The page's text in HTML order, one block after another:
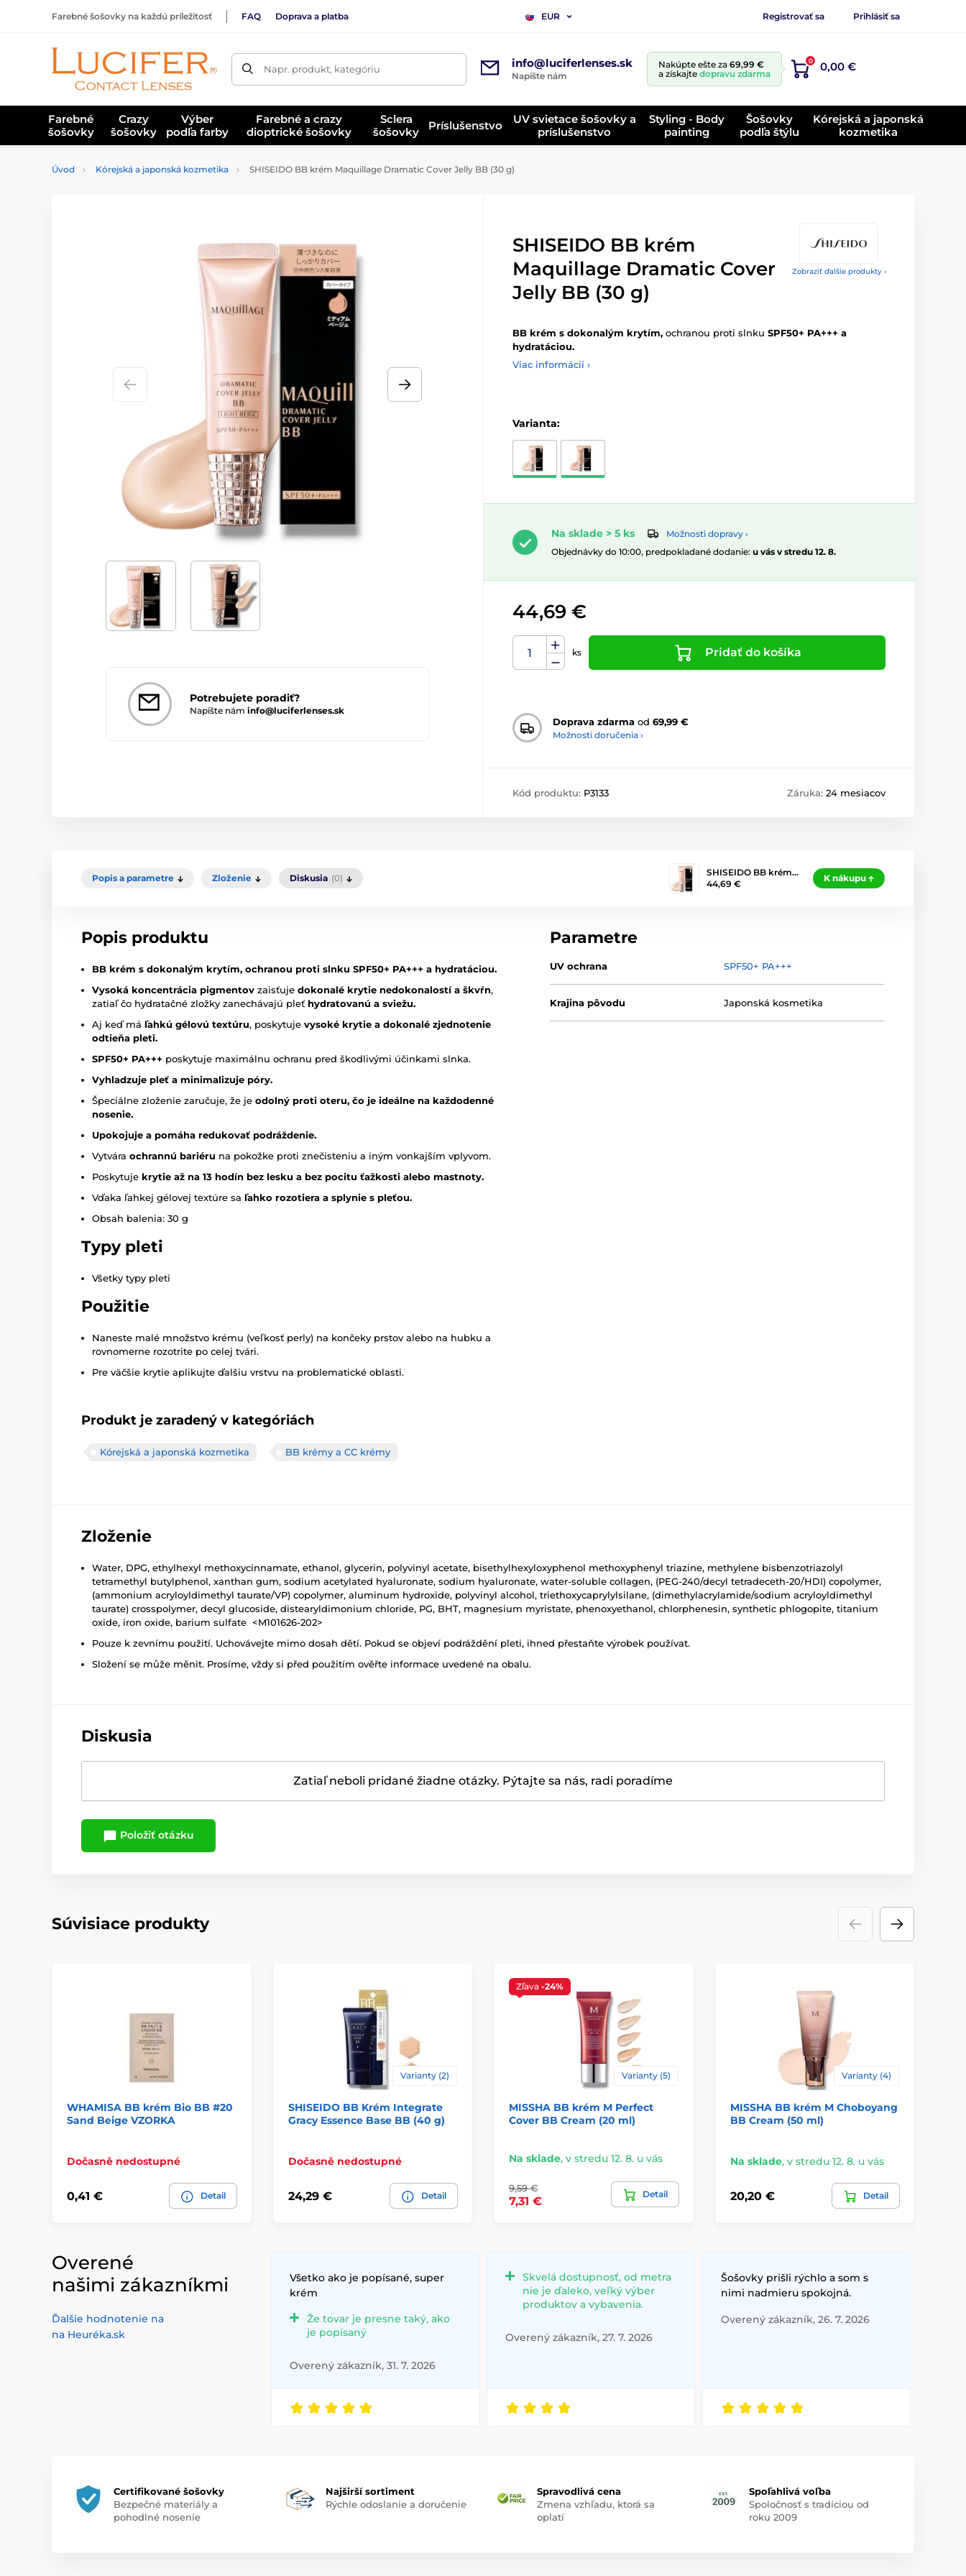
Farebné šošovky na každú príležitosť FAQ Doprava a platba EUR Registrovať sa Prihlásiť sa
Napr. produkt, kategóriu info@luciferlenses.sk
Napíšte nám
Nakúpte ešte za 69,99 €
a získajte dopravu zdarma
0 0,00 €
Farebné
šošovky
Crazy
šošovky
Výber
podľa farby
Farebné a crazy
dioptrické šošovky
Sclera
šošovky
Príslušenstvo
UV svietace šošovky a
príslušenstvo
Styling - Body
painting
Šošovky
podľa štýlu
Kórejská a japonská
kozmetika
Úvod Kórejská a japonská kozmetika SHISEIDO BB krém Maquillage Dramatic Cover Jelly BB (30 g)
Zobraziť ďalšie produkty ›
Potrebujete poradiť?
Napíšte nám info@luciferlenses.sk
SHISEIDO BB krém
Maquillage Dramatic Cover
Jelly BB (30 g)
BB krém s dokonalým krytím, ochranou proti slnku SPF50+ PA+++ a
hydratáciou.
Viac informácií ›
Varianta:
Na sklade > 5 ks
Možnosti dopravy ›
Objednávky do 10:00, predpokladané dodanie: u vás v stredu 12. 8.
44,69 €
ks Pridať do košíka
Doprava zdarma od 69,99 €
Možnosti doručenia ›
Kód produktu: P3133 Záruka: 24 mesiacov
Popis a parametre Zloženie Diskusia (0)
SHISEIDO BB krém…
44,69 €
K nákupu
Popis produktu
BB krém s dokonalým krytím, ochranou proti slnku SPF50+ PA+++ a hydratáciou.
Vysoká koncentrácia pigmentov zaisťuje dokonalé krytie nedokonalostí a škvŕn,
zatiaľ čo hydratačné zložky zanechávajú pleť hydratovanú a sviežu.
Aj keď má ľahkú gélovú textúru, poskytuje vysoké krytie a dokonalé zjednotenie
odtieňa pleti.
SPF50+ PA+++ poskytuje maximálnu ochranu pred škodlivými účinkami slnka.
Vyhladzuje pleť a minimalizuje póry.
Špeciálne zloženie zaručuje, že je odolný proti oteru, čo je ideálne na každodenné
nosenie.
Upokojuje a pomáha redukovať podráždenie.
Vytvára ochrannú bariéru na pokožke proti znečisteniu a iným vonkajším vplyvom.
Poskytuje krytie až na 13 hodín bez lesku a bez pocitu ťažkosti alebo mastnoty.
Vďaka ľahkej gélovej textúre sa ľahko rozotiera a splynie s pleťou.
Obsah balenia: 30 g
Typy pleti
Všetky typy pleti
Použitie
Naneste malé množstvo krému (veľkosť perly) na končeky prstov alebo na hubku a
rovnomerne rozotrite po celej tvári.
Pre väčšie krytie aplikujte ďalšiu vrstvu na problematické oblasti.
Produkt je zaradený v kategóriách
Kórejská a japonská kozmetika BB krémy a CC krémy
Parametre
UV ochrana SPF50+ PA+++
Krajina pôvodu Japonská kosmetika
Zloženie
Water, DPG, ethylhexyl methoxycinnamate, ethanol, glycerin, polyvinyl acetate, bisethylhexyloxyphenol methoxyphenyl triazine, methylene bisbenzotriazolyl
tetramethyl butylphenol, xanthan gum, sodium acetylated hyaluronate, sodium hyaluronate, water-soluble collagen, (PEG-240/decyl tetradeceth-20/HDI) copolymer,
(ammonium acryloyldimethyl taurate/VP) copolymer, aluminum hydroxide, polyvinyl alcohol, triethoxycaprylylsilane, (dimethylacrylamide/sodium acryloyldimethyl
taurate) crosspolymer, decyl glucoside, distearyldimonium chloride, PG, BHT, magnesium myristate, phenoxyethanol, chlorphenesin, synthetic phlogopite, titanium
oxide, iron oxide, barium sulfate <M101626-202>
Pouze k zevnímu použití. Uchovávejte mimo dosah dětí. Pokud se objeví podráždění pleti, ihned přestaňte výrobek používat.
Složení se může měnit. Prosíme, vždy si před použitím ověřte informace uvedené na obalu.
Diskusia
Zatiaľ neboli pridané žiadne otázky. Pýtajte sa nás, radi poradíme
Položiť otázku
Súvisiace produkty
WHAMISA BB krém Bio BB #20
Sand Beige VZORKA
Dočasně nedostupné
0,41 € Detail
Varianty (2)
SHISEIDO BB Krém Integrate
Gracy Essence Base BB (40 g)
Dočasně nedostupné
24,29 € Detail
Zľava -24%
Varianty (5)
MISSHA BB krém M Perfect
Cover BB Cream (20 ml)
Na sklade, v stredu 12. 8. u vás
9,59 €
7,31 €
Detail
Varianty (4)
MISSHA BB krém M Choboyang
BB Cream (50 ml)
Na sklade, v stredu 12. 8. u vás
20,20 € Detail
Overené
našimi zákazníkmi
Ďalšie hodnotenie na
na Heuréka.sk
Všetko ako je popísané, super
krém
Že tovar je presne taký, ako
je popísaný
Overený zákazník, 31. 7. 2026
Skvelá dostupnosť, od metra
nie je ďaleko, veľký výber
produktov a vybavenia.
Overený zákazník, 27. 7. 2026
Šošovky prišli rýchlo a som s
nimi nadmieru spokojná.
Overený zákazník, 26. 7. 2026
Certifikované šošovky
Bezpečné materiály a
pohodlné nosenie
Najširší sortiment
Rýchle odoslanie a doručenie
Spravodlivá cena
Zmena vzhľadu, ktorá sa
oplatí
Spoľahlivá voľba
Spoločnosť s tradíciou od
roku 2009